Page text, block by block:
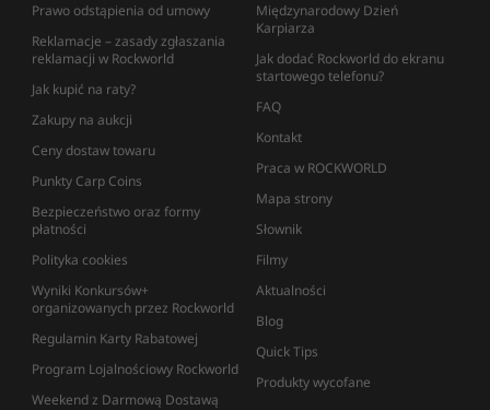
Prawo odstąpienia od umowy
Reklamacje – zasady zgłaszania
reklamacji w Rockworld
Jak kupić na raty?
Zakupy na aukcji
Ceny dostaw towaru
Punkty Carp Coins
Bezpieczeństwo oraz formy
płatności
Polityka cookies
Wyniki Konkursów+
organizowanych przez Rockworld
Regulamin Karty Rabatowej
Program Lojalnościowy Rockworld
Weekend z Darmową Dostawą
Międzynarodowy Dzień
Karpiarza
Jak dodać Rockworld do ekranu
startowego telefonu?
FAQ
Kontakt
Praca w ROCKWORLD
Mapa strony
Słownik
Filmy
Aktualności
Blog
Quick Tips
Produkty wycofane